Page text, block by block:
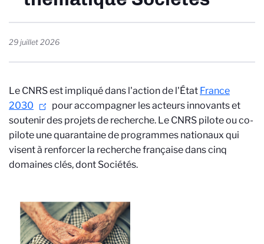
29 juillet 2026
Le CNRS est impliqué dans l'action de l'État France
2030
pour accompagner les acteurs innovants et
soutenir des projets de recherche. Le CNRS pilote ou co-
pilote une quarantaine de programmes nationaux qui
visent à renforcer la recherche française dans cinq
domaines clés, dont Sociétés.